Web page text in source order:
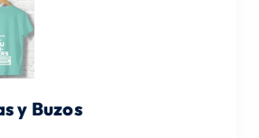
y Buzos